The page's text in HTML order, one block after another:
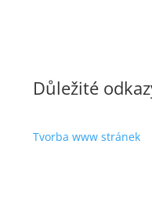
Důležité
Tvorba www stránek